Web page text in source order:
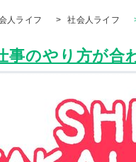
人ライフ > 社会人ライフ
事のやり方が合